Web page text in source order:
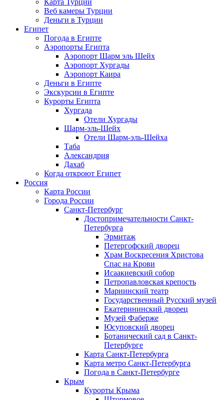
Карта Турции
Веб камеры Турции
Деньги в Турции
Египет
Погода в Египте
Аэропорты Египта
Аэропорт Шарм эль Шейх
Аэропорт Хургады
Аэропорт Каира
Деньги в Египте
Экскурсии в Египте
Курорты Египта
Хургада
Отели Хургады
Шарм-эль-Шейх
Отели Шарм-эль-Шейха
Таба
Александрия
Дахаб
Когда откроют Египет
Россия
Карта России
Города России
Санкт-Петербург
Достопримечательности Санкт-
Петербурга
Эрмитаж
Петергофский дворец
Храм Воскресения Христова
Спас на Крови
Исаакиевский собор
Петропавловская крепость
Мариинский театр
Государственный Русский музей
Екатерининский дворец
Музей Фаберже
Юсуповский дворец
Ботанический сад в Санкт-
Петербурге
Карта Санкт-Петербурга
Карта метро Санкт-Петербурга
Погода в Санкт-Петербурге
Крым
Курорты Крыма